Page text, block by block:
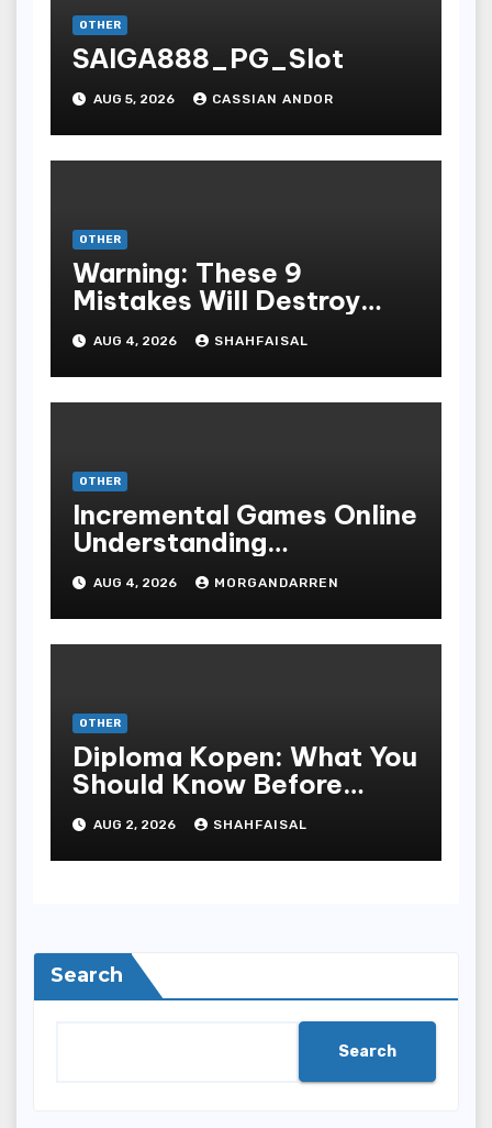
OTHER
SAIGA888_PG_Slot
AUG 5, 2026 CASSIAN ANDOR
OTHER
Warning: These 9
Mistakes Will Destroy
Your TOP QUALITY
ONLINE GAMBLING
AUG 4, 2026 SHAHFAISAL
OTHER
Incremental Games Online
Understanding
Progressive Gameplay
and Long-Term Rewards
AUG 4, 2026 MORGANDARREN
OTHER
Diploma Kopen: What You
Should Know Before
Purchasing A Sheepskin
AUG 2, 2026 SHAHFAISAL
Search
Search